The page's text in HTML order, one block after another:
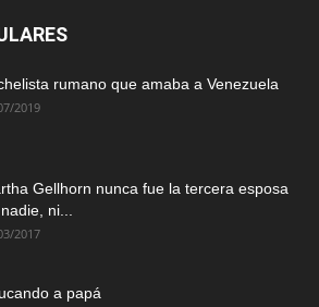
rumano que amaba a Venezuela
2019
Gellhorn nunca fue la tercera esposa
ni...
2017
a papá